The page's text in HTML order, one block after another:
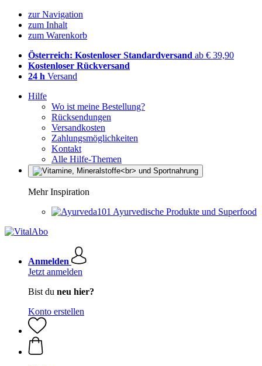
zur Navigation
zum Inhalt
zum Warenkorb
Österreich: Kostenloser Standardversand ab € 39,90
Kostenloser Rückversand
24 h Versand
Hilfe
Wo ist meine Bestellung?
Rücksendungen
Versandkosten
Zahlungsmöglichkeiten
Kontakt
Alle Hilfe-Themen
Mehr Inspiration
Ayurvedische Produkte und Superfood
Anmelden
Jetzt anmelden
Bist du neu hier?
Konto erstellen